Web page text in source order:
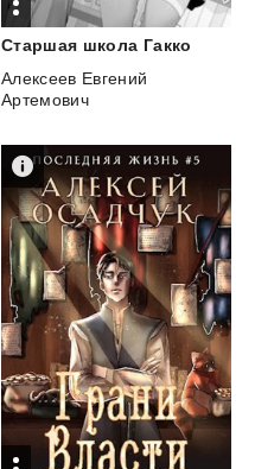
Старшая школа Гакко
Алексеев Евгений
Артемович